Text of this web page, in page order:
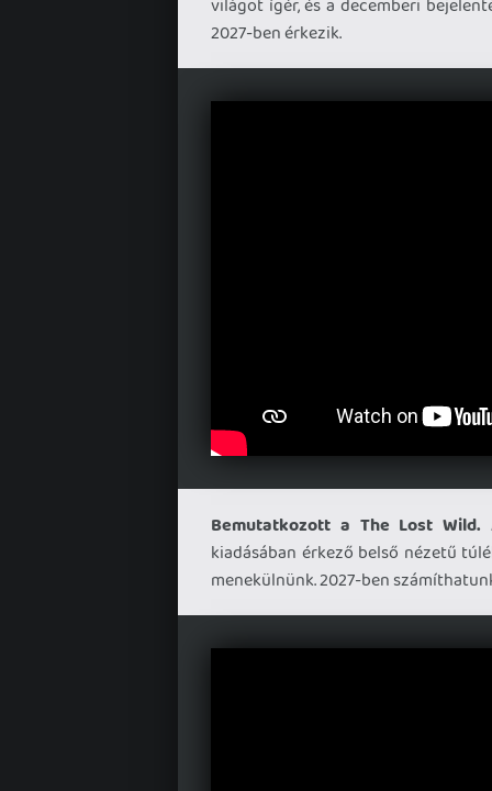
2027-ben érkezik.
Bemutatkozott a The Lost Wild.
kiadásában érkező belső nézetű
menekülnünk. 2027-ben